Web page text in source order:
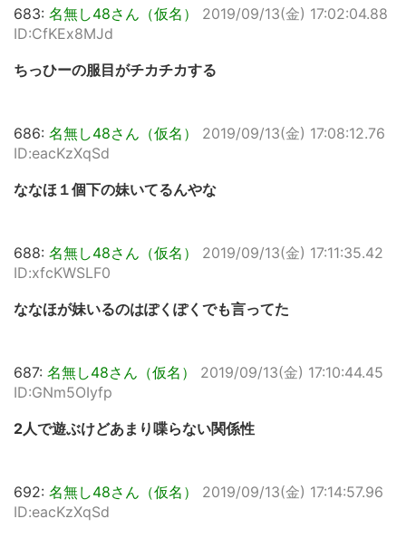
683: 名無し48さん（仮名）
2019/09/13(金) 17:02:04.88
ID:CfKEx8MJd
ちっひーの服目がチカチカする
686: 名無し48さん（仮名）
2019/09/13(金) 17:08:12.76
ID:eacKzXqSd
ななほ１個下の妹いてるんやな
688: 名無し48さん（仮名）
2019/09/13(金) 17:11:35.42
ID:xfcKWSLF0
ななほが妹いるのはぽくぽくでも言ってた
687: 名無し48さん（仮名）
2019/09/13(金) 17:10:44.45
ID:GNm5OIyfp
2人で遊ぶけどあまり喋らない関係性
692: 名無し48さん（仮名）
2019/09/13(金) 17:14:57.96
ID:eacKzXqSd